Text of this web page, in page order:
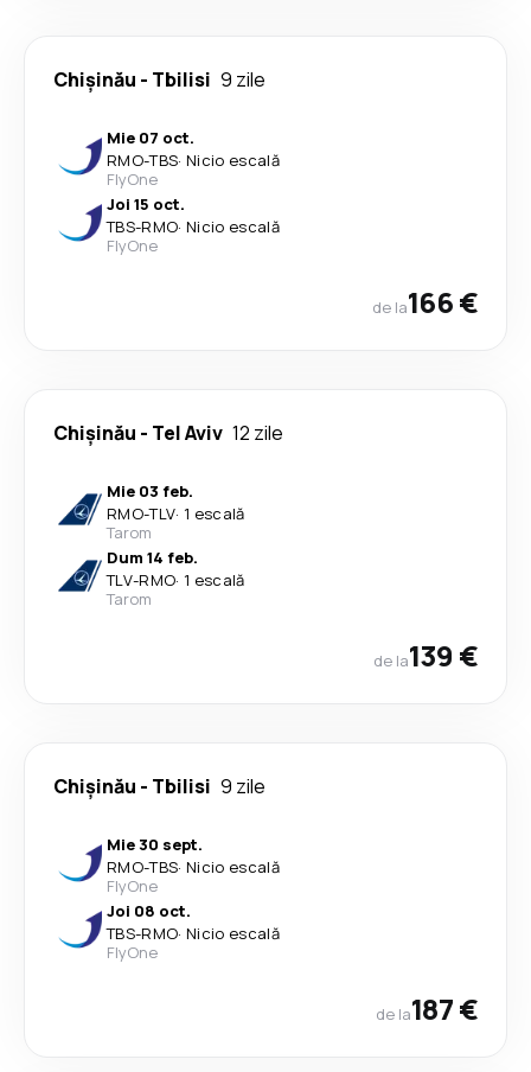
Chişinău - Tbilisi 9 zile
Mie 07 oct.
RMO-TBS· Nicio escală
FlyOne
Joi 15 oct.
TBS-RMO· Nicio escală
FlyOne
de la166 €
Chişinău - Tel Aviv 12 zile
Mie 03 feb.
RMO-TLV· 1 escală
Tarom
Dum 14 feb.
TLV-RMO· 1 escală
Tarom
de la139 €
Chişinău - Tbilisi 9 zile
Mie 30 sept.
RMO-TBS· Nicio escală
FlyOne
Joi 08 oct.
TBS-RMO· Nicio escală
FlyOne
de la187 €